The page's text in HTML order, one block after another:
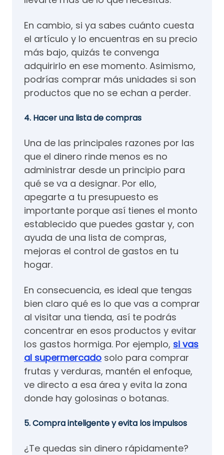
En cambio, si ya sabes cuánto cuesta
el artículo y lo encuentras en su precio
más bajo, quizás te convenga
adquirirlo en ese momento. Asimismo,
podrías comprar más unidades si son
productos que no se echan a perder.
4. Hacer una lista de compras
Una de las principales razones por las
que el dinero rinde menos es no
administrar desde un principio para
qué se va a designar. Por ello,
apegarte a tu presupuesto es
importante porque así tienes el monto
establecido que puedes gastar y, con
ayuda de una lista de compras,
mejoras el control de gastos en tu
hogar.
En consecuencia, es ideal que tengas
bien claro qué es lo que vas a comprar
al visitar una tienda, así te podrás
concentrar en esos productos y evitar
los gastos hormiga. Por ejemplo, si vas
al supermercado solo para comprar
frutas y verduras, mantén el enfoque,
ve directo a esa área y evita la zona
donde hay golosinas o botanas.
5. Compra inteligente y evita los impulsos
¿Te quedas sin dinero rápidamente?